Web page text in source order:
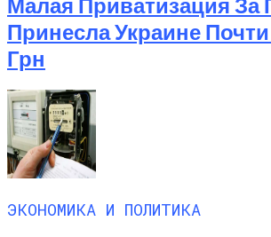
Принесла Украине
Грн
ЭКОНОМИКА И ПОЛИТИКА